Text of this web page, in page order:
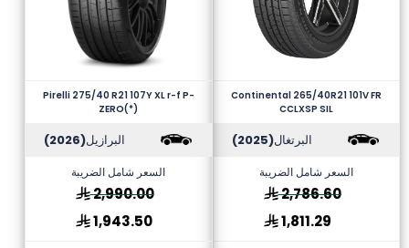
Continental 265/40R21 101V FR
CCLXSP SIL
البرتغال(2025)
السعر شامل الضريبة
2,786.60
1,811.29
Pirelli 275/40 R21 107Y XL r-f P-
ZERO(*)
البرازيل(2026)
السعر شامل الضريبة
2,990.00
1,943.50